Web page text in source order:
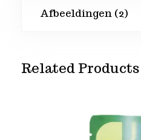
Afbeeldingen (2)
Related Products